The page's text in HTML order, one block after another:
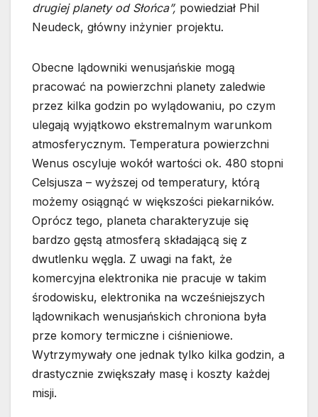
drugiej planety od Słońca”, powiedział Phil
Neudeck, główny inżynier projektu.
Obecne lądowniki wenusjańskie mogą
pracować na powierzchni planety zaledwie
przez kilka godzin po wylądowaniu, po czym
ulegają wyjątkowo ekstremalnym warunkom
atmosferycznym. Temperatura powierzchni
Wenus oscyluje wokół wartości ok. 480 stopni
Celsjusza – wyższej od temperatury, którą
możemy osiągnąć w większości piekarników.
Oprócz tego, planeta charakteryzuje się
bardzo gęstą atmosferą składającą się z
dwutlenku węgla. Z uwagi na fakt, że
komercyjna elektronika nie pracuje w takim
środowisku, elektronika na wcześniejszych
lądownikach wenusjańskich chroniona była
prze komory termiczne i ciśnieniowe.
Wytrzymywały one jednak tylko kilka godzin, a
drastycznie zwiększały masę i koszty każdej
misji.